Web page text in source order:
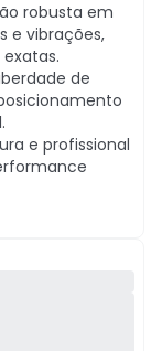
robusta em
e vibrações,
de
e profissional